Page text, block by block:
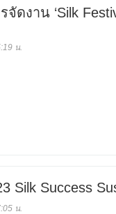
จัดงาน ‘Silk
น.
Silk Success
น.